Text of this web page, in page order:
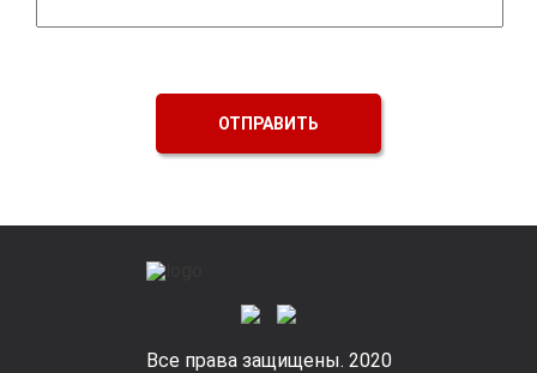
ОТПРАВИТЬ
Все права защищены. 2020